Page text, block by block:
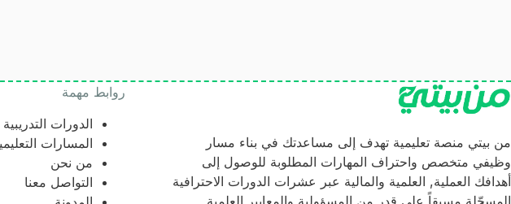
من بيتي منصة تعليمية تهدف إلى مساعدتك في بناء مسار
وظيفي متخصص واحتراف المهارات المطلوبة للوصول إلى
أهدافك العملية, العلمية والمالية عبر عشرات الدورات الاحترافية
روابط مهمة
الدورات التدريبية
المسارات
من نحن
التواصل معنا